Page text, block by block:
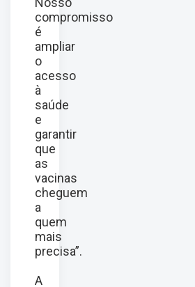
compromisso
é
ampliar
o
acesso
à
saúde
e
garantir
que
as
vacinas
cheguem
a
quem
mais
precisa”.
A